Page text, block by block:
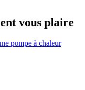
vous plaire